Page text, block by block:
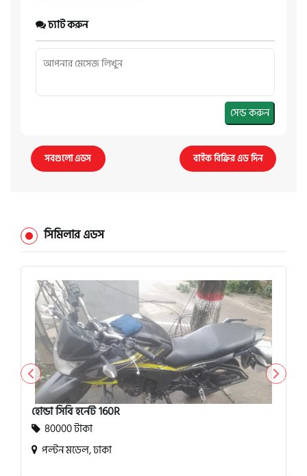
চ্যাট করুন
সেন্ড করুন
সবগুলো এডস বাইক বিক্রির এড দিন
সিমিলার এডস
হোন্ডা সিবি হর্নেট 160R
80000 টাকা
পল্টন মডেল, ঢাকা